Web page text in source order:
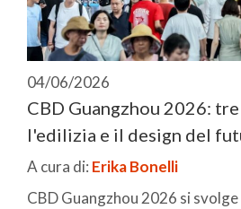
04/06/2026
CBD Guangzhou 2026:
l'edilizia e il design del
A cura di: Erika Bonelli
CBD Guangzhou 2026 si